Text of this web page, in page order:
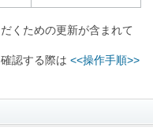
くための更新が含まれて
認する際は <<操作手順>>